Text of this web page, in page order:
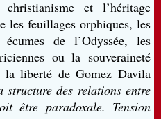
et l’héritage
les feuillages orphiques, les
de l’Odyssée, les
ou la souveraineté
liberté de Gomez Davila
structure des relations entre
être paradoxale. Tension